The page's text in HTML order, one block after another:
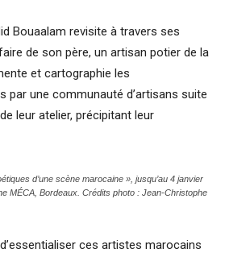
Bouaalam revisite à travers ses
de son père, un artisan potier de la
et cartographie les
par une communauté d’artisans suite
leur atelier, précipitant leur
d’une scène marocaine », jusqu’au 4 janvier
MÉCA, Bordeaux. Crédits photo : Jean-Christophe
ces artistes marocains